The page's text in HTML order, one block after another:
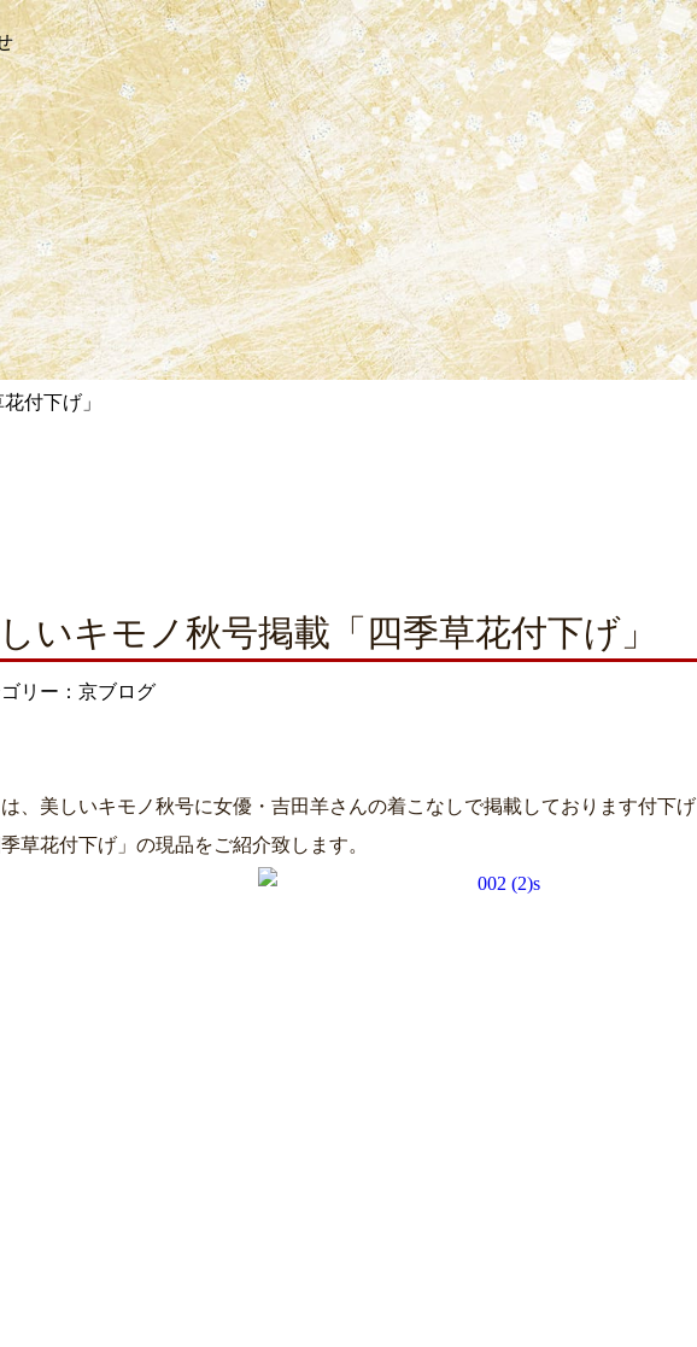
付下げ」
いキモノ秋号掲載「四季草花付下げ」
リー：京ブログ
、美しいキモノ秋号に女優・吉田羊さんの着こなしで掲載しております付下げ
季草花付下げ」の現品をご紹介致します。